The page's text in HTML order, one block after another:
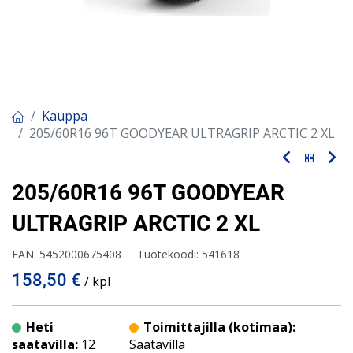
Kauppa
205/60R16 96T GOODYEAR ULTRAGRIP ARCTIC 2 XL
205/60R16 96T GOODYEAR
ULTRAGRIP ARCTIC 2 XL
EAN: 5452000675408 Tuotekoodi: 541618
158,50 € / kpl
Heti
saatavilla: 12
Toimittajilla (kotimaa):
Saatavilla